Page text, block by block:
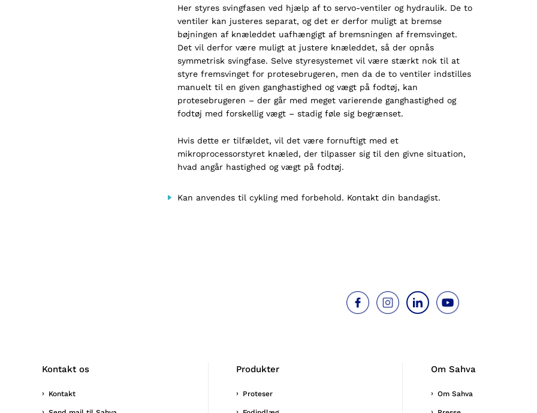
Her styres svingfasen ved hjælp af to servo-ventiler og hydraulik. De to
ventiler kan justeres separat, og det er derfor muligt at bremse
bøjningen af knæleddet uafhængigt af bremsningen af fremsvinget.
Det vil derfor være muligt at justere knæleddet, så der opnås
symmetrisk svingfase. Selve styresystemet vil være stærkt nok til at
styre fremsvinget for protesebrugeren, men da de to ventiler indstilles
manuelt til en given ganghastighed og vægt på fodtøj, kan
protesebrugeren – der går med meget varierende ganghastighed og
fodtøj med forskellig vægt – stadig føle sig begrænset.
Hvis dette er tilfældet, vil det være fornuftigt med et
mikroprocessorstyret knæled, der tilpasser sig til den givne situation,
hvad angår hastighed og vægt på fodtøj.
Kan anvendes til cykling med forbehold. Kontakt din bandagist.
Kontakt os
Kontakt
Produkter
Proteser
Om Sahva
Om Sahva